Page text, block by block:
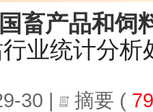
畜产品和饲
业统计分
30 | 摘要 (